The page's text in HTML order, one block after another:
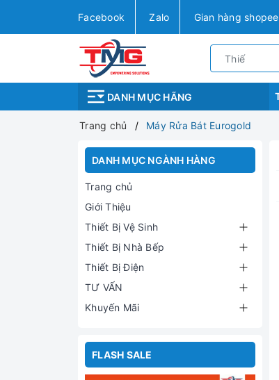
Facebook Zalo Gian hàng shopee
DANH MỤC HÃNG
Trang chủ Máy Rửa Bát Eurogold
DANH MỤC NGÀNH HÀNG
Trang chủ
Giới Thiệu
Thiết Bị Vệ Sinh
Thiết Bị Nhà Bếp
Thiết Bị Điện
TƯ VẤN
Khuyến Mãi
FLASH SALE